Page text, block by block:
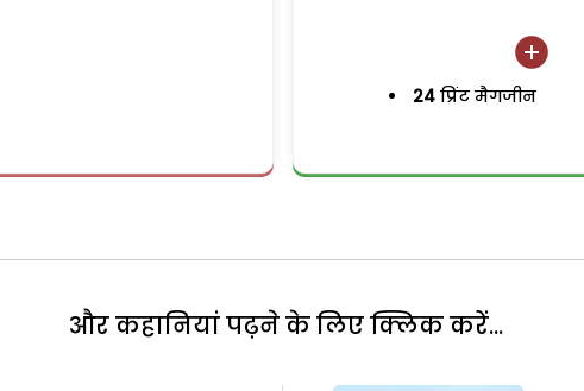
24 प्रिंट मैगजीन
और कहानियां पढ़ने के लिए क्लिक करें...